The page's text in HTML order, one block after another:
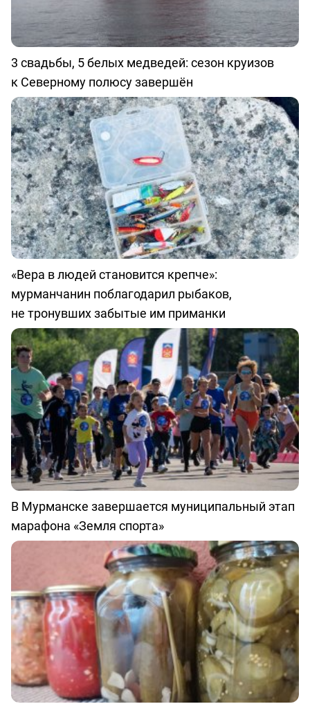
3 свадьбы, 5 белых медведей: сезон круизов
к Северному полюсу завершён
«Вера в людей становится крепче»:
мурманчанин поблагодарил рыбаков,
не тронувших забытые им приманки
В Мурманске завершается муниципальный этап
марафона «Земля спорта»